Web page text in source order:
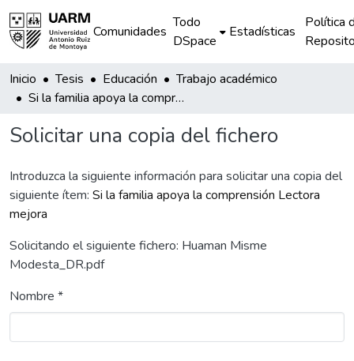
Comunidades
Todo
DSpace
Estadísticas
Política
Inicio Tesis Educación
Trabajo académico
Si la familia apoya la comprensión Lectora mejora
Solicitar una copia del fichero
Introduzca la siguiente información para solicitar una copia del
siguiente ítem: Si la familia apoya la comprensión Lectora
mejora
Solicitando el siguiente fichero: Huaman Misme
Modesta_DR.pdf
Nombre *